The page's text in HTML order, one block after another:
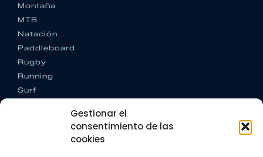
Gestionar el
consentimiento de las
cookies
Montaña
MTB
Natación
Paddleboard
Rugby
Running
Surf
CONTACTO